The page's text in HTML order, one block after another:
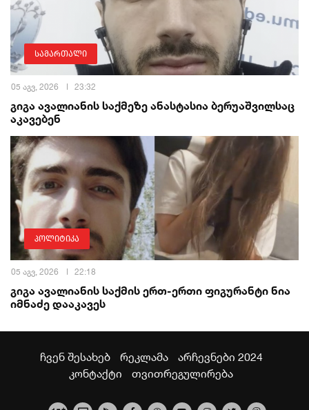
სამართალი
05 აგვ, 2026 23:32
გიგა ავალიანის საქმეზე ანასტასია ბერუაშვილსაც
აკავებენ
პოლიტიკა
05 აგვ, 2026 22:18
გიგა ავალიანის საქმის ერთ-ერთი ფიგურანტი ნია
იმნაძე დააკავეს
ჩვენ შესახებ რეკლამა
არჩევნები 2024
კონტაქტი
თვითრეგულირება